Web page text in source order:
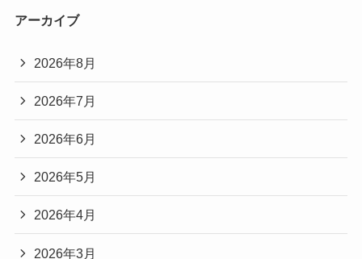
アーカイブ
2026年8月
2026年7月
2026年6月
2026年5月
2026年4月
2026年3月